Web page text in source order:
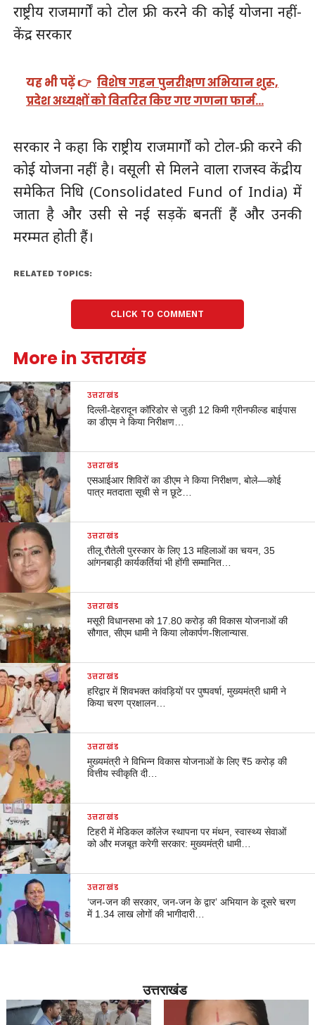
राष्ट्रीय राजमार्गों को टोल फ्री करने की कोई योजना नहीं-
केंद्र सरकार
यह भी पढ़ें 👉 विशेष गहन पुनरीक्षण अभियान शुरू,
प्रदेश अध्यक्षों को वितरित किए गए गणना फार्म…
सरकार ने कहा कि राष्ट्रीय राजमार्गों को टोल-फ्री करने की
कोई योजना नहीं है। वसूली से मिलने वाला राजस्व केंद्रीय
समेकित निधि (Consolidated Fund of India) में
जाता है और उसी से नई सड़कें बनतीं हैं और उनकी
मरम्मत होती हैं।
RELATED TOPICS:
CLICK TO COMMENT
More in उत्तराखंड
उत्तराखंड
दिल्ली-देहरादून कॉरिडोर से जुड़ी 12 किमी ग्रीनफील्ड बाईपास
का डीएम ने किया निरीक्षण…
उत्तराखंड
एसआईआर शिविरों का डीएम ने किया निरीक्षण, बोले—कोई
पात्र मतदाता सूची से न छूटे…
उत्तराखंड
तीलू रौतेली पुरस्कार के लिए 13 महिलाओं का चयन, 35
आंगनबाड़ी कार्यकर्तियां भी होंगी सम्मानित…
उत्तराखंड
मसूरी विधानसभा को 17.80 करोड़ की विकास योजनाओं की
सौगात, सीएम धामी ने किया लोकार्पण-शिलान्यास.
उत्तराखंड
हरिद्वार में शिवभक्त कांवड़ियों पर पुष्पवर्षा, मुख्यमंत्री धामी ने
किया चरण प्रक्षालन…
उत्तराखंड
मुख्यमंत्री ने विभिन्न विकास योजनाओं के लिए ₹5 करोड़ की
वित्तीय स्वीकृति दी…
उत्तराखंड
टिहरी में मेडिकल कॉलेज स्थापना पर मंथन, स्वास्थ्य सेवाओं
को और मजबूत करेगी सरकार: मुख्यमंत्री धामी…
उत्तराखंड
‘जन-जन की सरकार, जन-जन के द्वार’ अभियान के दूसरे चरण
में 1.34 लाख लोगों की भागीदारी…
उत्तराखंड